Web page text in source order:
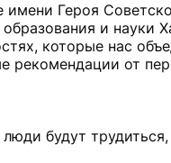
имени Героя
и науки
которые нас
рекомендации от
будут